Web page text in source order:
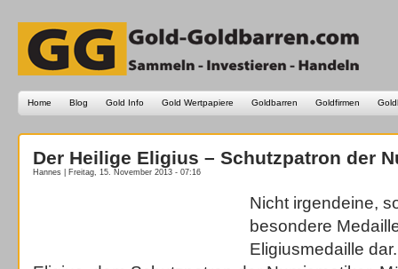
Home Blog Gold Info Gold Wertpapiere Goldbarren Goldfirmen
Der Heilige Eligius – Schutzpatron der
Hannes | Freitag, 15. November 2013 - 07:16
Nicht irgendeine,
besondere
Eligiusmedaille